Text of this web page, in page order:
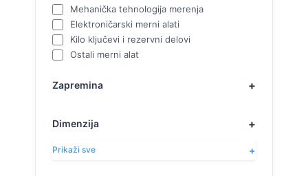
Mehanička tehnologija merenja
Elektroničarski merni alati
Kilo ključevi i rezervni delovi
Ostali merni alat
Zapremina
Dimenzija
Prikaži sve